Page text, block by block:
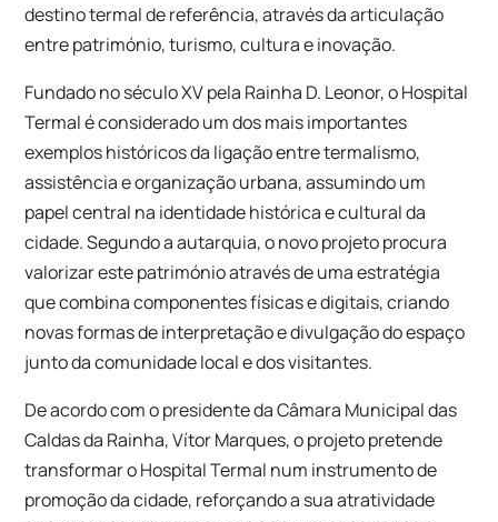
destino termal de referência, através da articulação
entre património, turismo, cultura e inovação.
Fundado no século XV pela Rainha D. Leonor, o Hospital
Termal é considerado um dos mais importantes
exemplos históricos da ligação entre termalismo,
assistência e organização urbana, assumindo um
papel central na identidade histórica e cultural da
cidade. Segundo a autarquia, o novo projeto procura
valorizar este património através de uma estratégia
que combina componentes físicas e digitais, criando
novas formas de interpretação e divulgação do espaço
junto da comunidade local e dos visitantes.
De acordo com o presidente da Câmara Municipal das
Caldas da Rainha, Vítor Marques, o projeto pretende
transformar o Hospital Termal num instrumento de
promoção da cidade, reforçando a sua atratividade